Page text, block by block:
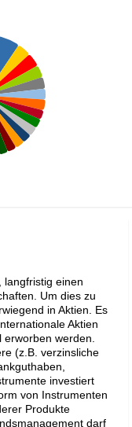
langfristig einen
Um dies zu
in Aktien. Es
Aktien
erworben werden.
(z.B. verzinsliche
investiert
von Instrumenten
Produkte
darf